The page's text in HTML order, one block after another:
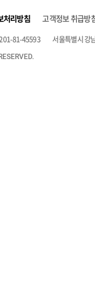
처리방침 고객정보 취급방
81-45593 서울특별시 강